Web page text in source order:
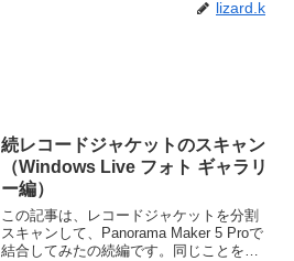
lizard.k
続レコードジャケットのスキャン
（Windows Live フォト ギャラリ
ー編）
この記事は、レコードジャケットを分割
スキャンして、Panorama Maker 5 Proで
結合してみたの続編です。同じことを無